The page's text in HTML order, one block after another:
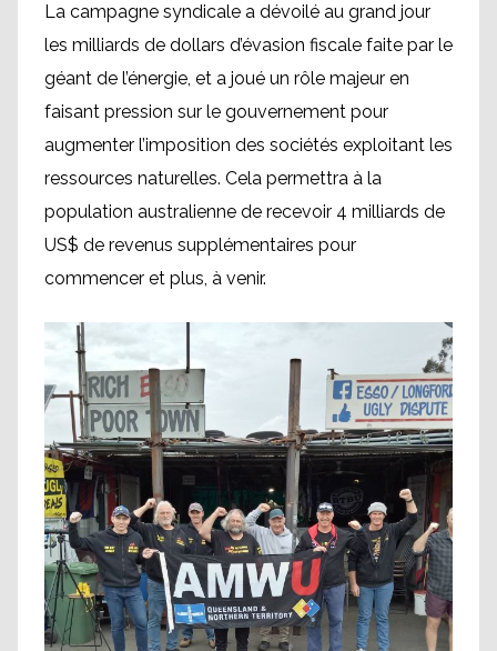
La campagne syndicale a dévoilé au grand jour
les milliards de dollars d’évasion fiscale faite par le
géant de l’énergie, et a joué un rôle majeur en
faisant pression sur le gouvernement pour
augmenter l’imposition des sociétés exploitant les
ressources naturelles. Cela permettra à la
population australienne de recevoir 4 milliards de
US$ de revenus supplémentaires pour
commencer et plus, à venir.